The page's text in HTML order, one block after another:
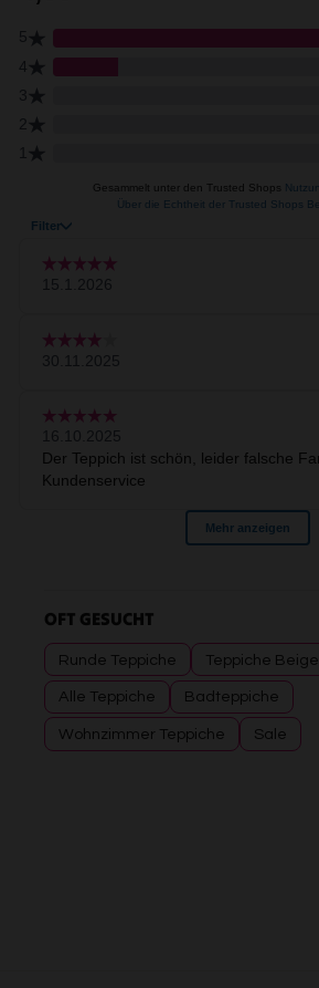
OFT GESUCHT
Runde Teppiche Teppiche Beige
Alle Teppiche Badteppiche
Wohnzimmer Teppiche Sale